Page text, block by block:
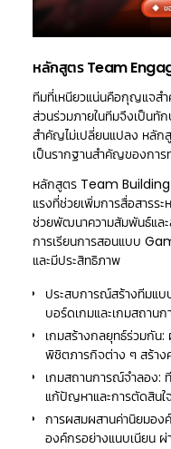
หลักสูตร Team
ทีมที่เหนียวแน่นคือกุญแจส
ส่วนร่วมภายในทีมจึงเป็นทั
สำคัญไม่เปลี่ยนแปลง หลั
เป็นรากฐานสำคัญของการ
หลักสูตร Team Building
แรงที่ช่วยเพิ่มการสื่อสารระ
ช่วยพัฒนาความสัมพันธ์แล
การเรียนการสอนแบบ
และมีประสิทธิภาพ
ประสบการณ์สร้างทีมแบ
บอร์ดเกมและเกมสถาน
เกมสร้างกลยุทธ์ร่วมกัน
พิชิตภารกิจต่าง ๆ สร้าง
เกมสถานการณ์จำลอง:
แก้ปัญหาและการตัดสินใ
การผสมผสานค่านิยมอง
องค์กรอย่างแนบเนียน